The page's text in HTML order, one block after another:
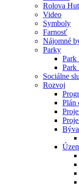
Rolova
Video
Symboly
Farnosť
Nájomné
Parky
Park
Park
Sociálne
Rozvoj
Plán